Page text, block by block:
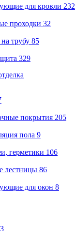
для кровли 232
проходки 32
трубу 85
329
покрытия 205
пола 9
герметики 106
лестницы 86
для окон 8
3